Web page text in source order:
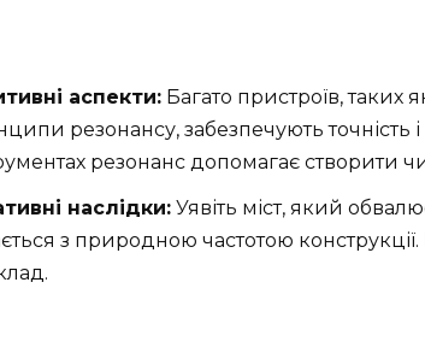
аспекти: Багато пристроїв,
резонансу, забезпечують точність
резонанс допомагає створити
наслідки: Уявіть міст, який
з природною частотою